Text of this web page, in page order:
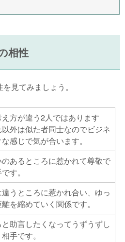
相性
見てみましょう。
方が違う2人ではあります
外は似た者同士なのでビジネ
感じで気が合います。
あるところに惹かれて尊敬で
す。
うところに惹かれ合い、ゆっ
を縮めていく関係です。
助言したくなってうずうずし
手です。